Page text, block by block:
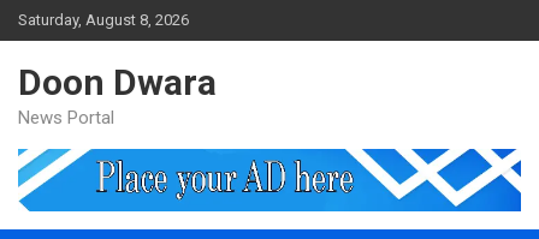
Skip
to
Saturday, August 8, 2026
Doon Dwara
News Portal